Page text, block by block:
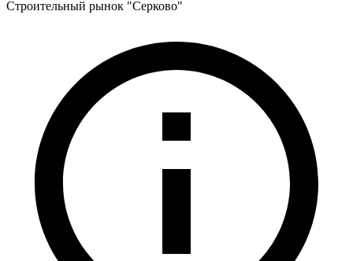
Строительный рынок "Серково"